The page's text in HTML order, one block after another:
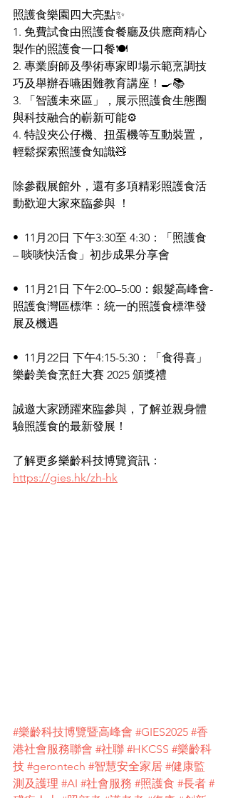
照護食樂園四大亮點✨
1.⁠ ⁠免費試食由照護食餐廳及供應商精心
製作的照護食一口餐🍽
2.⁠ ⁠專業⁠廚師及學術專家即場示範烹調技
巧及舉辦吞嚥困難教育講座！🍳📚
3.⁠ ⁠⁠「智護未來區」，展示照護食生態圈
與科技融合的嶄新可能⚙
4.⁠ ⁠⁠特設夾公仔機、扭蛋機等互動裝置，
輕鬆探索照護食知識🧸
除參觀展館外，還有多項精彩照護食活
動歡迎大家來臨參與 ！
•⁠  ⁠11月20日 下午3:30至 4:30：「照護食
– 啖啖快活食」初步成果分享會
•⁠  ⁠⁠11月21日 下午2:00–5:00：銀髮高峰會-
照護食灣區標準：統一的照護食標準發
展及機遇
•⁠  ⁠⁠11月22日 下午4:15-5:30：「食得喜」
樂齡美食烹飪大賽 2025 頒獎禮
誠邀大家踴躍來臨參與，了解並親身體
驗照護食的最新發展！
了解更多樂齡科技博覽資訊：
https://gies.hk/zh-hk
#樂齡科技博覽暨高峰會 #GIES2025 #香
港社會服務聯會 #社聯 #HKCSS #樂齡科
技 #gerontech #智慧安全家居 #健康監
測及護理 #AI #社會服務 #照護食 #長者 #